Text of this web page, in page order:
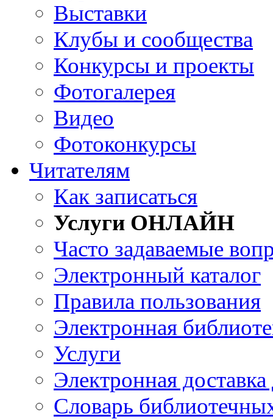
Выставки
Клубы и сообщества
Конкурсы и проекты
Фотогалерея
Видео
Фотоконкурсы
Читателям
Как записаться
Услуги ОНЛАЙН
Часто задаваемые
Электронный каталог
Правила пользования
Электронная
Услуги
Электронная
Словарь